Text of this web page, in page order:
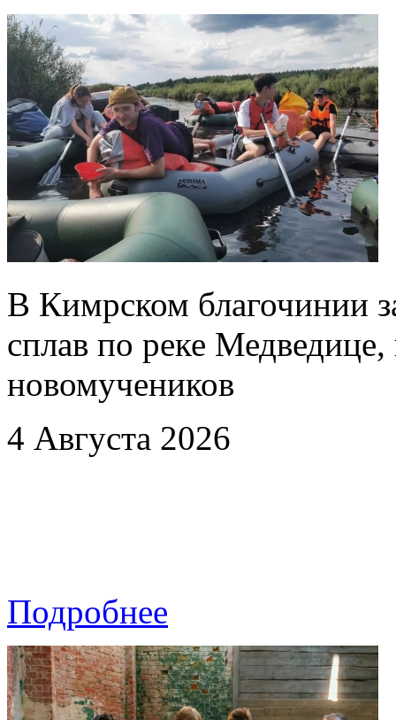
В Кимрском благочинии
сплав по реке
новомучеников
4 Августа 2026
Подробнее